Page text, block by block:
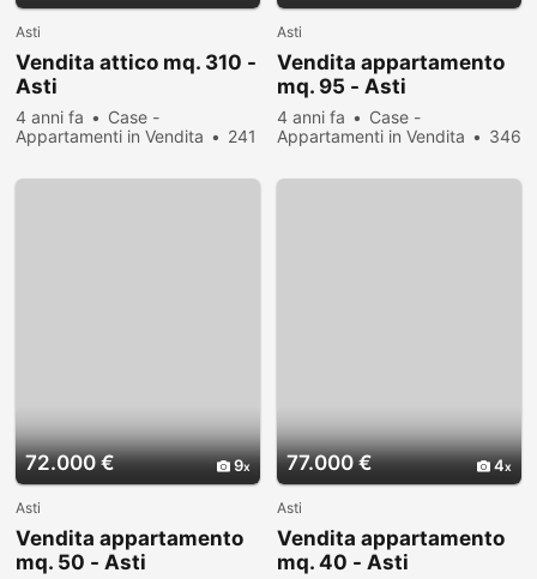
Asti
Vendita attico mq. 310 -
Asti
4 anni fa
Case -
Appartamenti in Vendita
241
Asti
Vendita appartamento
mq. 95 - Asti
4 anni fa
Case -
Appartamenti in Vendita
346
72.000 € 9
Asti
Vendita appartamento
mq. 50 - Asti
77.000 € 4
Asti
Vendita appartamento
mq. 40 - Asti